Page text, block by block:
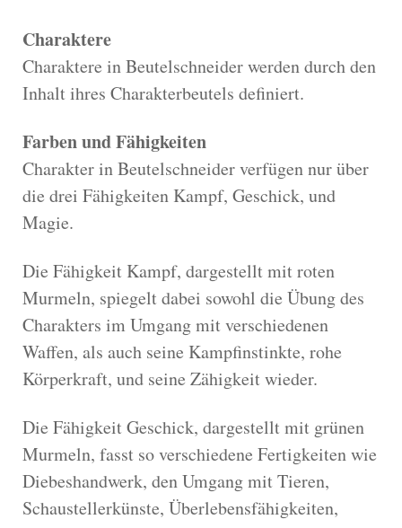
Charaktere
Charaktere in Beutelschneider werden durch den
Inhalt ihres Charakterbeutels definiert.
Farben und Fähigkeiten
Charakter in Beutelschneider verfügen nur über
die drei Fähigkeiten Kampf, Geschick, und
Magie.
Die Fähigkeit Kampf, dargestellt mit roten
Murmeln, spiegelt dabei sowohl die Übung des
Charakters im Umgang mit verschiedenen
Waffen, als auch seine Kampfinstinkte, rohe
Körperkraft, und seine Zähigkeit wieder.
Die Fähigkeit Geschick, dargestellt mit grünen
Murmeln, fasst so verschiedene Fertigkeiten wie
Diebeshandwerk, den Umgang mit Tieren,
Schaustellerkünste, Überlebensfähigkeiten,